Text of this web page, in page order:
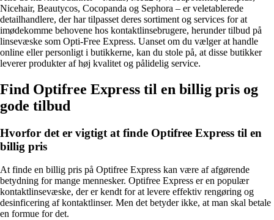
Nicehair, Beautycos, Cocopanda og Sephora – er veletablerede
detailhandlere, der har tilpasset deres sortiment og services for at
imødekomme behovene hos kontaktlinsebrugere, herunder tilbud på
linsevæske som Opti-Free Express. Uanset om du vælger at handle
online eller personligt i butikkerne, kan du stole på, at disse butikker
leverer produkter af høj kvalitet og pålidelig service.
Find Optifree Express til en billig pris og
gode tilbud
Hvorfor det er vigtigt at finde Optifree Express til en
billig pris
At finde en billig pris på Optifree Express kan være af afgørende
betydning for mange mennesker. Optifree Express er en populær
kontaktlinsevæske, der er kendt for at levere effektiv rengøring og
desinficering af kontaktlinser. Men det betyder ikke, at man skal betale
en formue for det.